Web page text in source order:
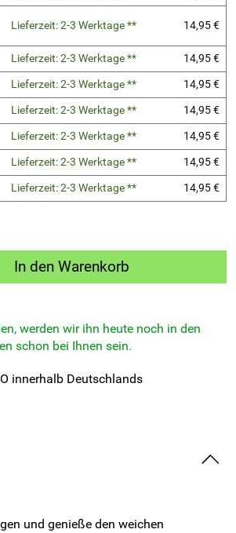
Lieferzeit: 2-3 Werktage ** 14,95 €
Lieferzeit: 2-3 Werktage **
14,95 €
Lieferzeit: 2-3 Werktage **
14,95 €
Lieferzeit: 2-3 Werktage **
14,95 €
Lieferzeit: 2-3 Werktage **
14,95 €
Lieferzeit: 2-3 Werktage **
14,95 €
Lieferzeit: 2-3 Werktage ** 14,95 €
In den Warenkorb
werden wir ihn heute noch in den
schon bei Ihnen sein.
innerhalb Deutschlands
und genieße den weichen